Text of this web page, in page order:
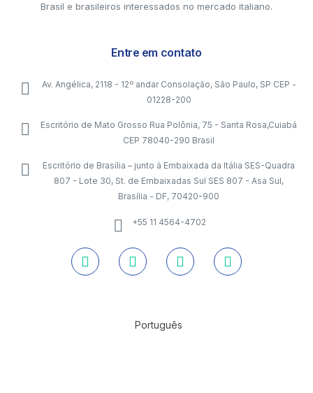
Brasil e brasileiros interessados no mercado italiano.
Entre em contato
Av. Angélica, 2118 - 12º andar Consolação, São Paulo, SP CEP -
01228-200
Escritório de Mato Grosso Rua Polônia, 75 - Santa Rosa,Cuiabá
CEP 78040-290 Brasil
Escritório de Brasília – junto à Embaixada da Itália SES-Quadra
807 - Lote 30, St. de Embaixadas Sul SES 807 - Asa Sul,
Brasília - DF, 70420-900
+55 11 4564-4702
Português